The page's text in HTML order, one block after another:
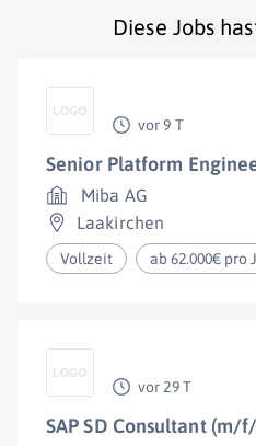
Diese Jobs
vor 9 T
Senior Platform
Miba AG
Laakirchen
Vollzeit ab 62.000€ pro
vor 29 T
SAP SD Consultant (m/